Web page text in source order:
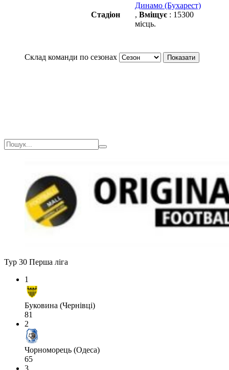
Стадіон
Динамо (Бухарест)
, Вміщує : 15300
місць.
Склад команди по сезонах
Тур 30 Перша ліга
1
Буковина (Чернівці)
81
2
Чорноморець (Одеса)
65
3